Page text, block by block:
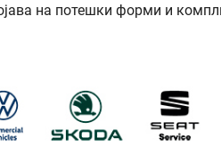
на потешки форми и